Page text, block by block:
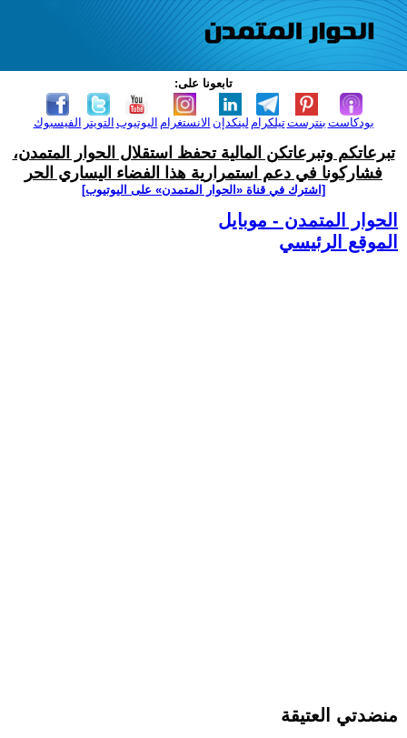
تابعونا على:
الفيسبوك التويتر اليوتيوب الانستغرام لينكدإن تيلكرامبنترست بودكاست
تبرعاتكم وتبرعاتكن المالية تحفظ استقلال الحوار المتمدن،
فشاركونا في دعم استمرارية هذا الفضاء اليساري الحر
[اشترك في قناة ‫«الحوار المتمدن» على اليوتيوب]
الحوار المتمدن - موبايل
الموقع الرئيسي
منضدتي العتيقة